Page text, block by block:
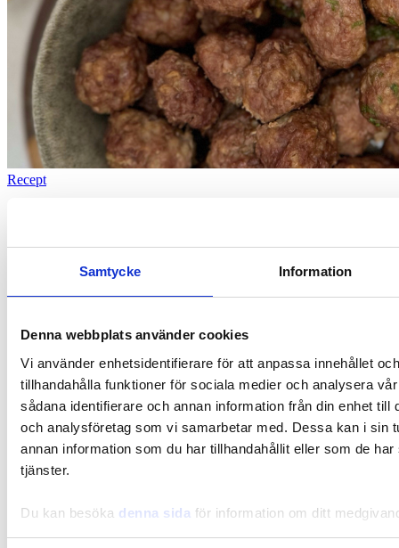
Samtycke Information
Denna webbplats använder cookies
Vi använder enhetsidentifierare för att anpassa innehållet
tillhandahålla funktioner för sociala medier och analysera
sådana identifierare och annan information från din enhet till
och analysföretag som vi samarbetar med. Dessa kan i sin
annan information som du har tillhandahållit eller som de
tjänster.
Du kan besöka denna sida för information om ditt
Recept